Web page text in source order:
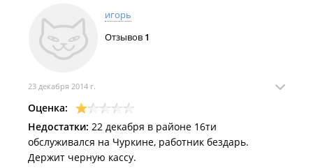
игорь
Отзывов 1
23 декабря 2014 г.
Оценка:
Недостатки: 22 декабря в районе 16ти
обслуживался на Чуркине, работник бездарь.
Держит черную кассу.